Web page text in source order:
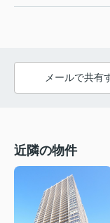
メールで共有
近隣の物件